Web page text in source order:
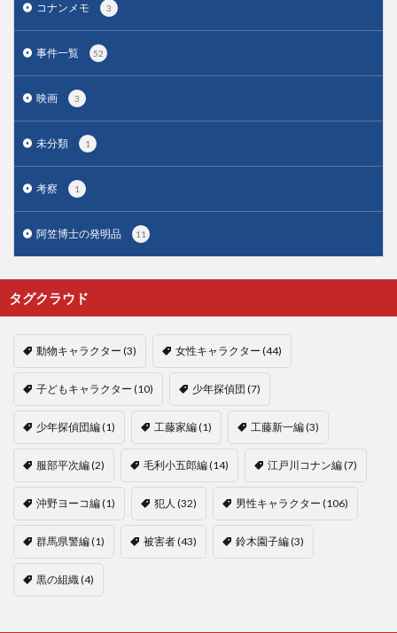
コナンメモ 3
事件一覧 52
映画 3
未分類 1
考察 1
阿笠博士の発明品 11
タグクラウド
動物キャラクター (3) 女性キャラクター (44)
子どもキャラクター (10) 少年探偵団 (7)
少年探偵団編(1) 工藤家編(1) 工藤新一編(3)
服部平次編(2) 毛利小五郎編(14) 江戸川コナン編(7)
沖野ヨーコ編(1) 犯人 (32) 男性キャラクター (106)
群馬県警編(1) 被害者(43) 鈴木園子編(3)
黒の組織(4)